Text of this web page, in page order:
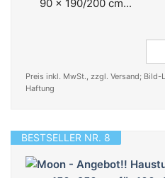
90 x 190/200 cm...
Preis inkl. MwSt., zzgl. Versand; Bild-
Haftung
BESTSELLER NR. 8